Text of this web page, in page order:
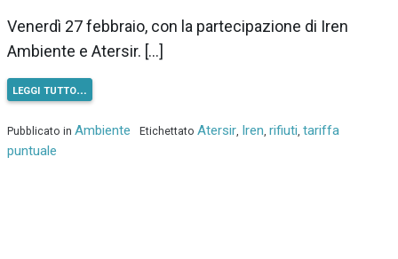
Venerdì 27 febbraio, con la partecipazione di Iren
Ambiente e Atersir. […]
leggi tutto…
Pubblicato in Ambiente Etichettato Atersir, Iren, rifiuti, tariffa
puntuale